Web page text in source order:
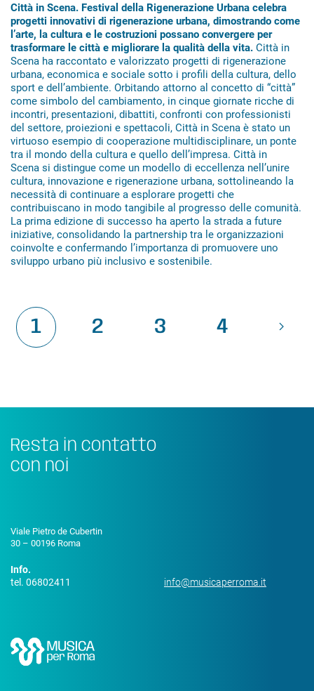
Città in Scena. Festival della Rigenerazione Urbana celebra
progetti innovativi di rigenerazione urbana, dimostrando come
l’arte, la cultura e le costruzioni possano convergere per
trasformare le città e migliorare la qualità della vita. Città in
Scena ha raccontato e valorizzato progetti di rigenerazione
urbana, economica e sociale sotto i profili della cultura, dello
sport e dell’ambiente. Orbitando attorno al concetto di “città”
come simbolo del cambiamento, in cinque giornate ricche di
incontri, presentazioni, dibattiti, confronti con professionisti
del settore, proiezioni e spettacoli, Città in Scena è stato un
virtuoso esempio di cooperazione multidisciplinare, un ponte
tra il mondo della cultura e quello dell’impresa. Città in
Scena si distingue come un modello di eccellenza nell’unire
cultura, innovazione e rigenerazione urbana, sottolineando la
necessità di continuare a esplorare progetti che
contribuiscano in modo tangibile al progresso delle comunità.
La prima edizione di successo ha aperto la strada a future
iniziative, consolidando la partnership tra le organizzazioni
coinvolte e confermando l’importanza di promuovere uno
sviluppo urbano più inclusivo e sostenibile.
1 2 3 4
Resta in contatto
con noi
Viale Pietro de Cubertin
30 – 00196 Roma
Info.
tel. 06802411
info@musicaperroma.it